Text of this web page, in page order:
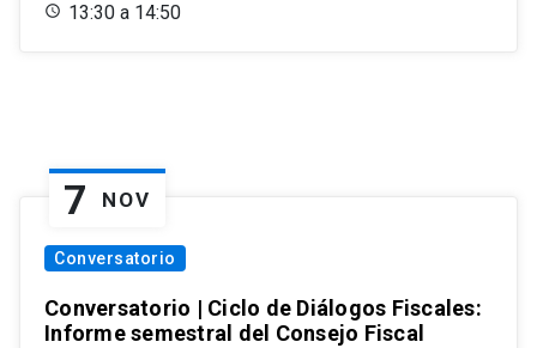
13:30 a 14:50
7 NOV
Conversatorio
Conversatorio | Ciclo de Diálogos Fiscales:
Informe semestral del Consejo Fiscal